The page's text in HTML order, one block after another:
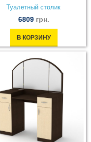
Туалетный столик
6809 грн.
В КОРЗИНУ